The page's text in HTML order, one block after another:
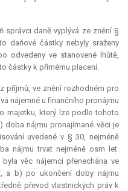
správci daně vyplývá ze znění §
daňové částky nebyly sraženy
odvedeny ve stanovené lhůtě,
částky k přímému placení.
příjmů, ve znění rozhodném pro
nájemné u finančního pronájmu
majetku, který lze podle tohoto
doba nájmu pronajímané věci je
uvedené v § 30, nejméně
nájmu trvat nejméně osm let.
věc nájemci přenechána ve
a b) po ukončení doby nájmu
převod vlastnických práv k